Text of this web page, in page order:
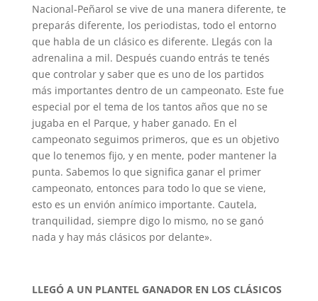
Nacional-Peñarol se vive de una manera diferente, te
preparás diferente, los periodistas, todo el entorno
que habla de un clásico es diferente. Llegás con la
adrenalina a mil. Después cuando entrás te tenés
que controlar y saber que es uno de los partidos
más importantes dentro de un campeonato. Este fue
especial por el tema de los tantos años que no se
jugaba en el Parque, y haber ganado. En el
campeonato seguimos primeros, que es un objetivo
que lo tenemos fijo, y en mente, poder mantener la
punta. Sabemos lo que significa ganar el primer
campeonato, entonces para todo lo que se viene,
esto es un envión anímico importante. Cautela,
tranquilidad, siempre digo lo mismo, no se ganó
nada y hay más clásicos por delante».
LLEGÓ A UN PLANTEL GANADOR EN LOS CLÁSICOS